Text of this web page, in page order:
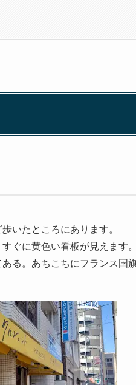
いたところにあります。
ぐに黄色い看板が見えます。
る。あちこちにフランス国